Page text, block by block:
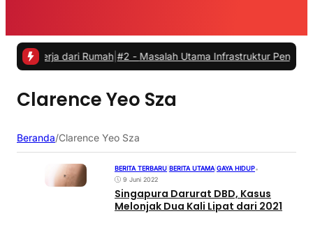
dari Rumah |#2 -Masalah Utama Infrastruktur Pengisian
Clarence Yeo Sza
Beranda/Clarence Yeo Sza
BERITA TERBARU BERITA UTAMA GAYA HIDUP•
9 Juni 2022
Singapura Darurat DBD, Kasus
Melonjak Dua Kali Lipat dari 2021